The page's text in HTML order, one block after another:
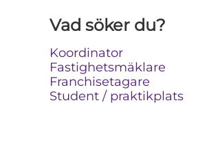
Vad söker du?
Koordinator
Fastighetsmäklare
Franchisetagare
Student / praktikplats